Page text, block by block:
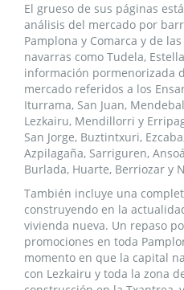
El grueso de sus páginas
análisis del mercado por
Pamplona y Comarca y de
navarras como Tudela, Estella
información pormenorizada
mercado referidos a los
Iturrama, San Juan,
Lezkairu, Mendillorri y
San Jorge, Buztintxuri,
Azpilagaña, Sarriguren,
Burlada, Huarte, Berriozar y
También incluye una
construyendo en la
vivienda nueva. Un repaso
promociones en toda
momento en que la capital
con Lezkairu y toda la zona